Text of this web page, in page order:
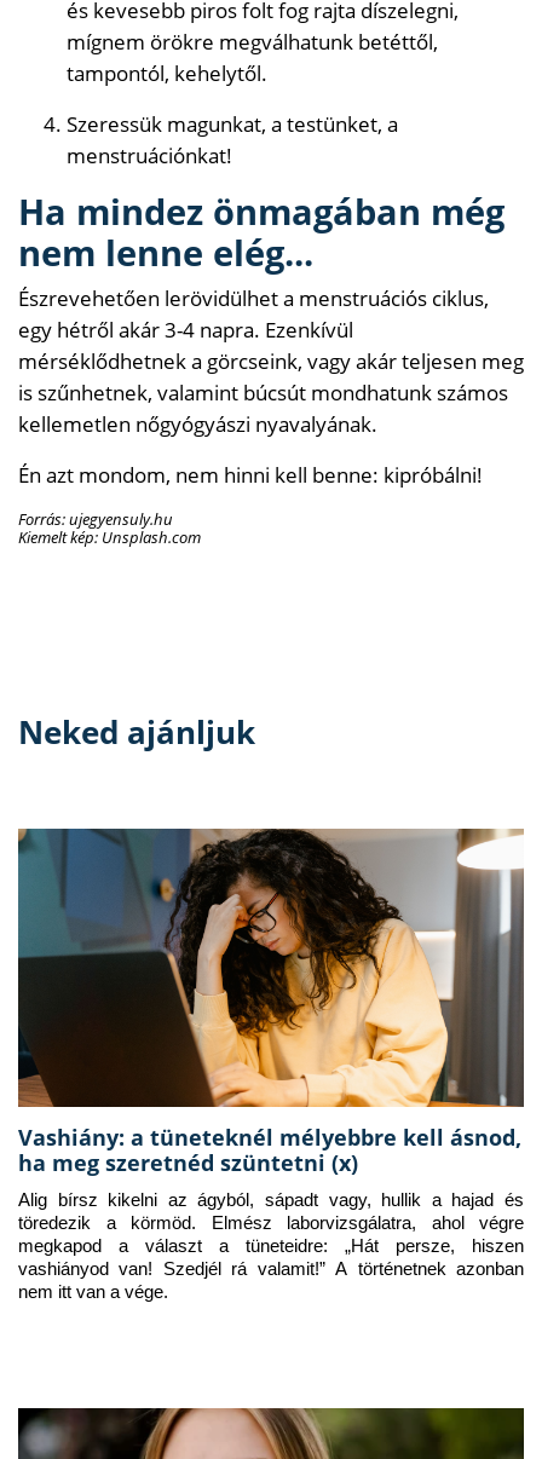
és kevesebb piros folt fog rajta díszelegni,
mígnem örökre megválhatunk betéttől,
tampontól, kehelytől.
Szeressük magunkat, a testünket, a
menstruációnkat!
Ha mindez önmagában még
nem lenne elég...
Észrevehetően lerövidülhet a menstruációs ciklus,
egy hétről akár 3-4 napra. Ezenkívül
mérséklődhetnek a görcseink, vagy akár teljesen meg
is szűnhetnek, valamint búcsút mondhatunk számos
kellemetlen nőgyógyászi nyavalyának.
Én azt mondom, nem hinni kell benne: kipróbálni!
Forrás: ujegyensuly.hu
Kiemelt kép: Unsplash.com
Neked ajánljuk
Vashiány: a tüneteknél mélyebbre kell ásnod,
ha meg szeretnéd szüntetni (x)
Alig bírsz kikelni az ágyból, sápadt vagy, hullik a hajad és
töredezik a körmöd. Elmész laborvizsgálatra, ahol végre
megkapod a választ a tüneteidre: „Hát persze, hiszen
vashiányod van! Szedjél rá valamit!” A történetnek azonban
nem itt van a vége.